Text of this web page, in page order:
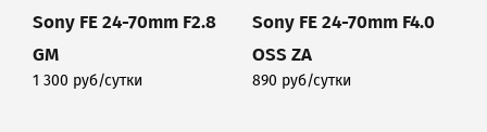
Sony FE 24-70mm F2.8
GM
1 300 руб/сутки
Sony FE 24-70mm F4.0
OSS ZA
890 руб/сутки